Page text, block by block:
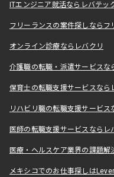
ITエンジニア就活ならレバテッ
フリーランスの案件探しならフ
オンライン診療ならレバクリ
介護職の転職・派遣サービスな
保育士の転職支援サービスなら
リハビリ職の転職支援サービス
医師の転職支援サービスならレ
医療・ヘルスケア業界の課題
メキシコでのお仕事探しは